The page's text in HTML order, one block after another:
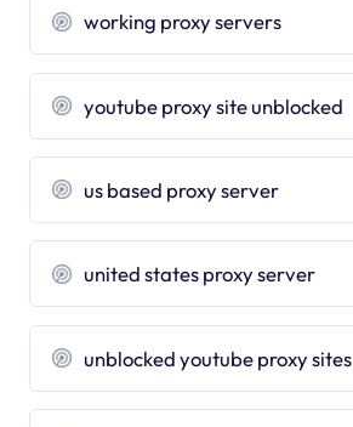
working proxy servers
youtube proxy site unblocked
us based proxy server
united states proxy server
unblocked youtube proxy sites